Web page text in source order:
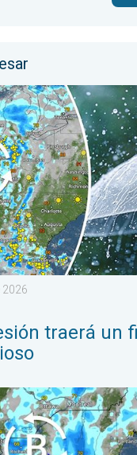
un fin de semana
2026
traerá un
el noreste. Posibles